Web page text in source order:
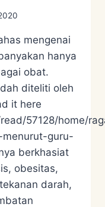
mengenai
hanya
obat.
diteliti oleh
it here
57128/home/
guru-
berkhasiat
obesitas,
darah,